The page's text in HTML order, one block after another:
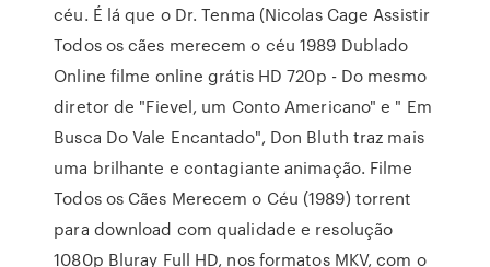
céu. É lá que o Dr. Tenma (Nicolas Cage Assistir
Todos os cães merecem o céu 1989 Dublado
Online filme online grátis HD 720p - Do mesmo
diretor de "Fievel, um Conto Americano" e " Em
Busca Do Vale Encantado", Don Bluth traz mais
uma brilhante e contagiante animação. Filme
Todos os Cães Merecem o Céu (1989) torrent
para download com qualidade e resolução
1080p Bluray Full HD, nos formatos MKV, com o